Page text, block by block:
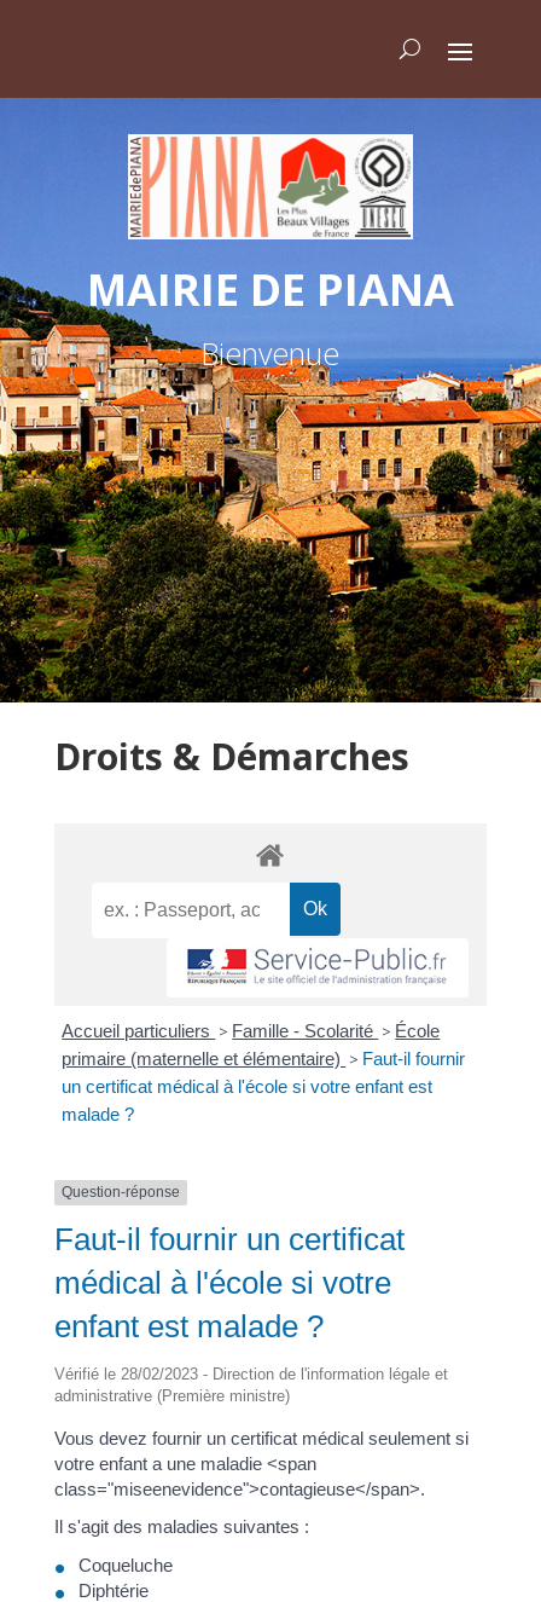
MAIRIE DE PIANA
Bienvenue
Droits & Démarches
Accueil particuliers > Famille - Scolarité > École
primaire (maternelle et élémentaire) > Faut-il fournir
un certificat médical à l'école si votre enfant est
malade ?
Question-réponse
Faut-il fournir un certificat
médical à l'école si votre
enfant est malade ?
Vérifié le 28/02/2023 - Direction de l'information légale et
administrative (Première ministre)
Vous devez fournir un certificat médical seulement si
votre enfant a une maladie <span
class="miseenevidence">contagieuse</span>.
Il s'agit des maladies suivantes :
Coqueluche
Diphtérie